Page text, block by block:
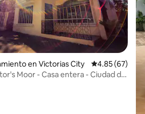
4.95 de 5, 21 reseñas
en Victorias City Calificación
4.85 (67)
Moor - Casa entera - Ciudad de